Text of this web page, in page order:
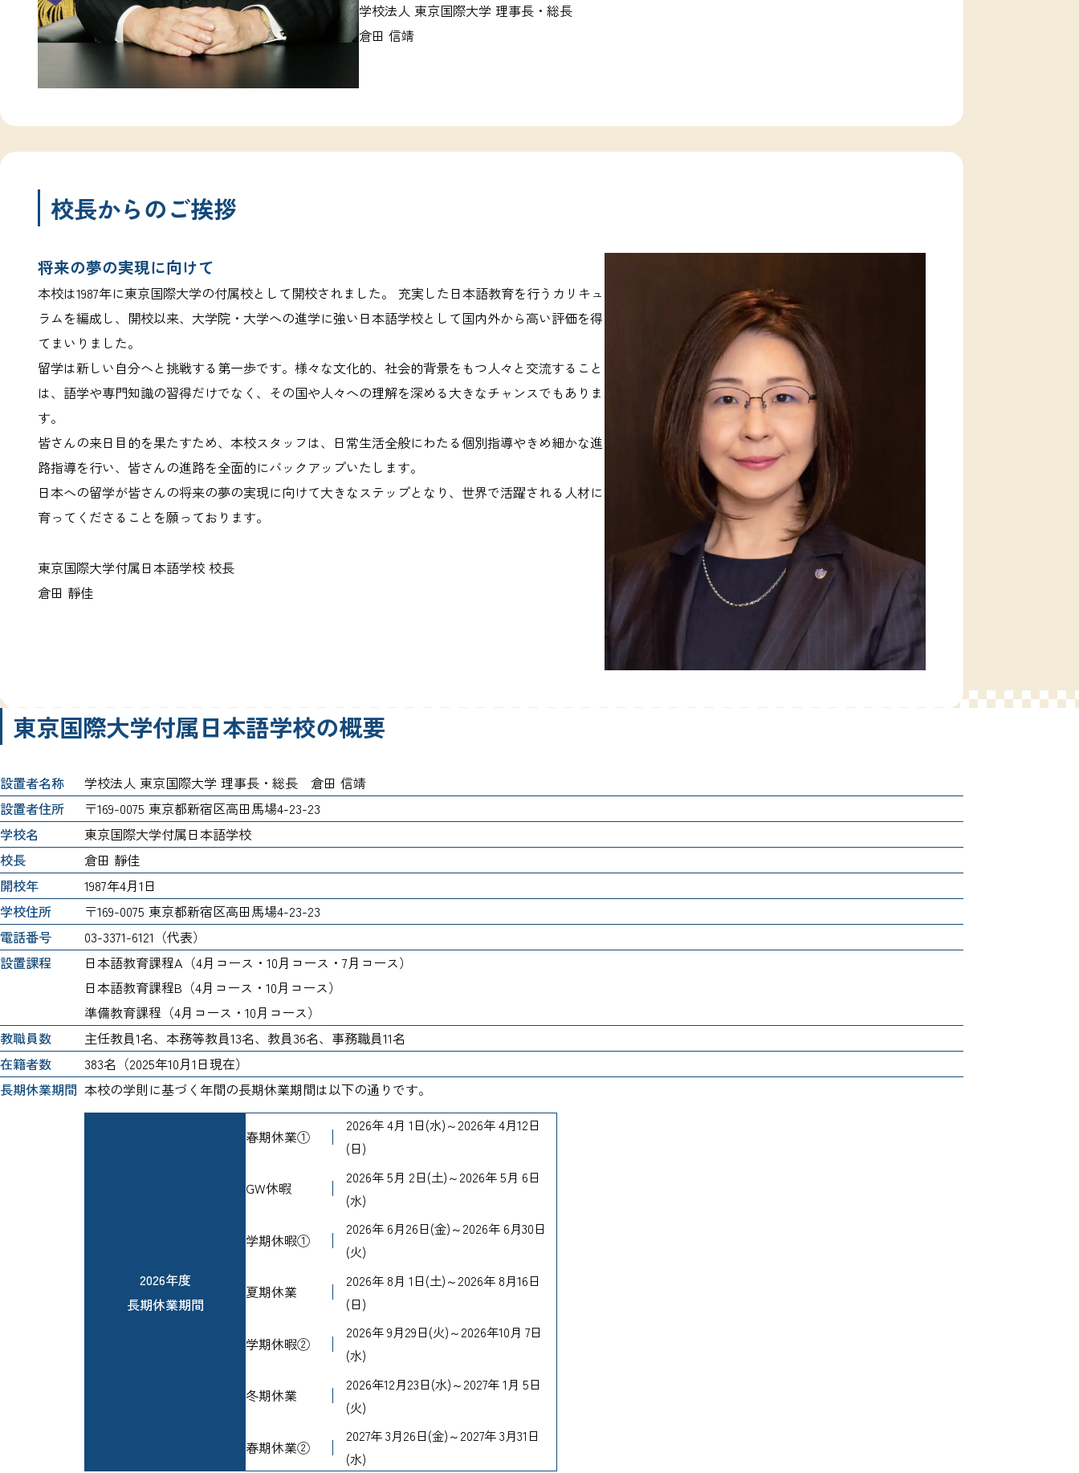
学校法人 東京国際大学 理事長・総長
倉田 信靖
校長からのご挨拶
将来の夢の実現に向けて
本校は1987年に東京国際大学の付属校として開校されました。 充実した日本語教育を行うカリキュ
ラムを編成し、開校以来、大学院・大学への進学に強い日本語学校として国内外から高い評価を得
てまいりました。
留学は新しい自分へと挑戦する第一歩です。様々な文化的、社会的背景をもつ人々と交流すること
は、語学や専門知識の習得だけでなく、その国や人々への理解を深める大きなチャンスでもありま
す。
皆さんの来日目的を果たすため、本校スタッフは、日常生活全般にわたる個別指導やきめ細かな進
路指導を行い、皆さんの進路を全面的にバックアップいたします。
日本への留学が皆さんの将来の夢の実現に向けて大きなステップとなり、世界で活躍される人材に
育ってくださることを願っております。
東京国際大学付属日本語学校 校長
倉田 靜佳
東京国際大学付属日本語学校の概要
設置者名称
学校法人 東京国際大学 理事長・総長 倉田 信靖
設置者住所
〒169-0075 東京都新宿区高田馬場4-23-23
学校名
東京国際大学付属日本語学校
校長
倉田 靜佳
開校年
1987年4月1日
学校住所
〒169-0075 東京都新宿区高田馬場4-23-23
電話番号
03-3371-6121（代表）
設置課程
日本語教育課程A（4月コース・10月コース・7月コース）
日本語教育課程B（4月コース・10月コース）
準備教育課程（4月コース・10月コース）
教職員数
主任教員1名、本務等教員13名、教員36名、事務職員11名
在籍者数
383名（2025年10月1日現在）
長期休業期間 本校の学則に基づく年間の長期休業期間は以下の通りです。
2026年度
長期休業期間
春期休業①
2026年 4月 1日(水)～2026年 4月12日
(日)
GW休暇
2026年 5月 2日(土)～2026年 5月 6日
(水)
学期休暇①
2026年 6月26日(金)～2026年 6月30日
(火)
夏期休業
2026年 8月 1日(土)～2026年 8月16日
(日)
学期休暇②
2026年 9月29日(火)～2026年10月 7日
(水)
冬期休業
2026年12月23日(水)～2027年 1月 5日
(火)
春期休業②
2027年 3月26日(金)～2027年 3月31日
(水)